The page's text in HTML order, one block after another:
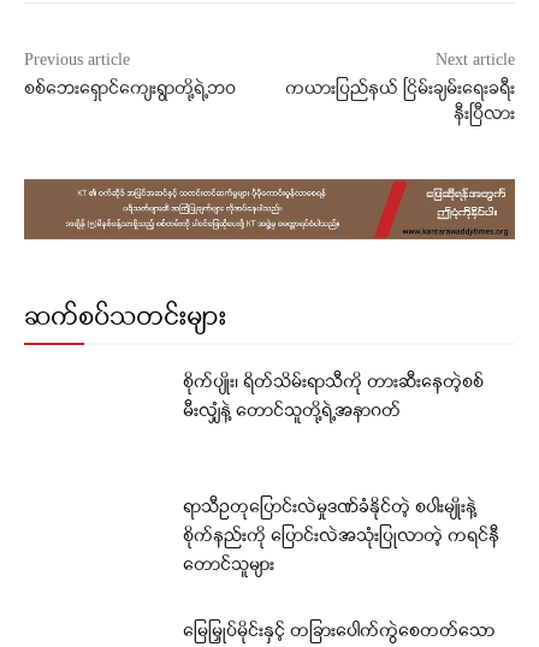
Previous article
စစ်ဘေးရှောင်ကျေးရွာတို့ရဲ့ဘဝ
Next article
ကယားပြည်နယ် ငြိမ်းချမ်းရေးခရီး
နီးပြီလား
ဆက်စပ်သတင်းများ
စိုက်ပျိုး၊ ရိတ်သိမ်းရာသီကို တားဆီးနေတဲ့စစ်
မီးလျှံနဲ့ တောင်သူတို့ရဲ့အနာဂတ်
ရာသီဥတုပြောင်းလဲမှုဒဏ်ခံနိုင်တဲ့ စပါးမျိုးနဲ့
စိုက်နည်းကို ပြောင်းလဲအသုံးပြုလာတဲ့ ကရင်နီ
တောင်သူများ
မြေမြှုပ်မိုင်းနှင့် တခြားပေါက်ကွဲစေတတ်သော